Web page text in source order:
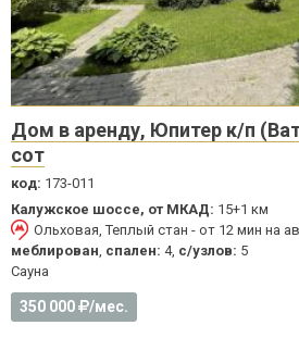
Дом в аренду, Юпитер к/п
сот
код: 173-011
Калужское шоссе, от МКАД: 15+1 км
Ольховая, Теплый стан - от 12 мин на
меблирован спален: 4, с/узлов: 5
Cауна
350 000 /мес.